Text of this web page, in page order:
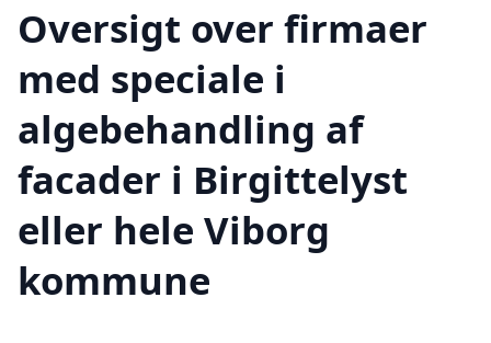
Oversigt over firmaer
med speciale i
algebehandling af
facader i Birgittelyst
eller hele Viborg
kommune